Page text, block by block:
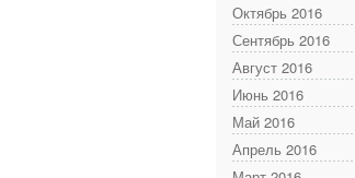
Октябрь 2016
Сентябрь 2016
Август 2016
Июнь 2016
Май 2016
Апрель 2016